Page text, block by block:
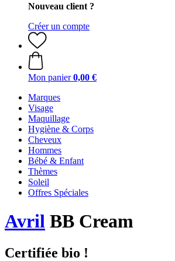
Nouveau client ?
Créer un compte
Mon panier 0,00 €
Marques
Visage
Maquillage
Hygiène & Corps
Cheveux
Hommes
Bébé & Enfant
Thèmes
Soleil
Offres Spéciales
Avril BB Cream
Certifiée bio !